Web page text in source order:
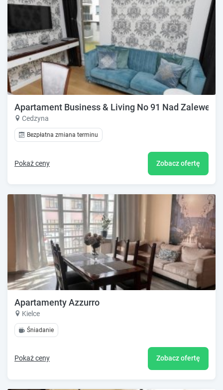
Apartament Business & Living No 91 Nad Zalewem
Cedzyna
Bezpłatna zmiana terminu
Pokaż ceny Zobacz ofertę
Apartamenty Azzurro
Kielce
Śniadanie
Pokaż ceny Zobacz ofertę